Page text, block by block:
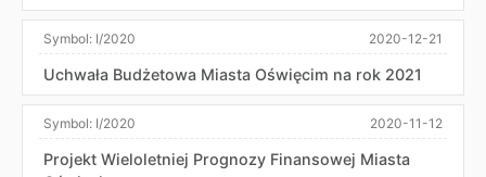
Symbol: I/2020 2020-12-21
Uchwała Budżetowa Miasta Oświęcim na rok 2021
Symbol: I/2020 2020-11-12
Projekt Wieloletniej Prognozy Finansowej Miasta